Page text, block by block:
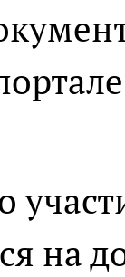
на